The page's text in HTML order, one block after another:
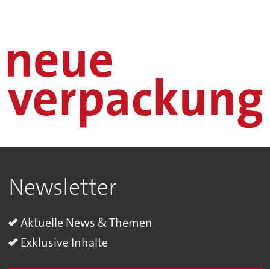
Newsletter
Aktuelle News & Themen
Exklusive Inhalte